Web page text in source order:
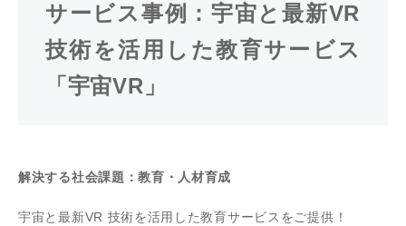
サービス事例：宇宙と最新VR
技術を活用した教育サービス
「宇宙VR」
解決する社会課題：教育・人材育成
宇宙と最新VR 技術を活用した教育サービスをご提供！